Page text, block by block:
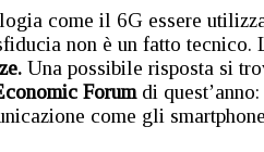
come il 6G essere
non è un fatto tecnico.
Una possibile risposta si
Forum di quest’anno:
come gli